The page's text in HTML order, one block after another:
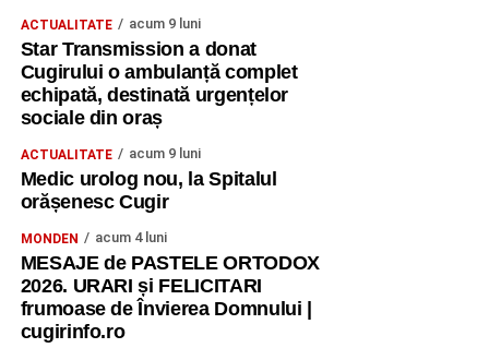
ACTUALITATE acum 9 luni
Star Transmission a donat
Cugirului o ambulanță complet
echipată, destinată urgențelor
sociale din oraș
ACTUALITATE acum 9 luni
Medic urolog nou, la Spitalul
orășenesc Cugir
MONDEN acum 4 luni
MESAJE de PASTELE ORTODOX
2026. URARI și FELICITARI
frumoase de Învierea Domnului |
cugirinfo.ro